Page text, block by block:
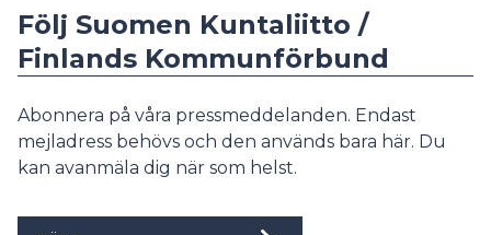
Följ Suomen Kuntaliitto /
Finlands Kommunförbund
Abonnera på våra pressmeddelanden. Endast
mejladress behövs och den används bara här. Du
kan avanmäla dig när som helst.